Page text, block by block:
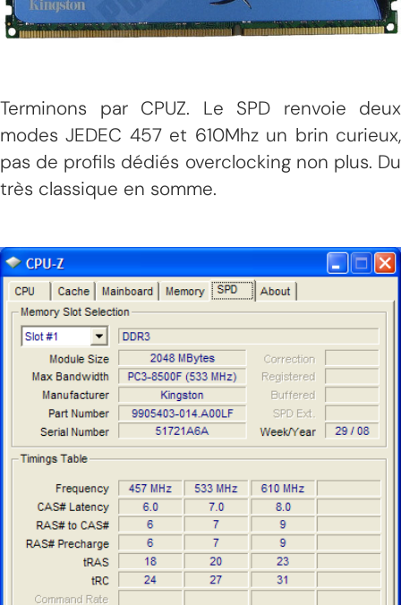
Terminons par CPUZ. Le SPD renvoie deux
modes JEDEC 457 et 610Mhz un brin curieux,
pas de profils dédiés overclocking non plus. Du
très classique en somme.